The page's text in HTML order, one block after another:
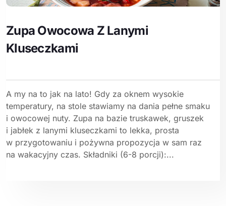
Zupa Owocowa Z Lanymi
Kluseczkami
A my na to jak na lato! Gdy za oknem wysokie
temperatury, na stole stawiamy na dania pełne smaku
i owocowej nuty. Zupa na bazie truskawek, gruszek
i jabłek z lanymi kluseczkami to lekka, prosta
w przygotowaniu i pożywna propozycja w sam raz
na wakacyjny czas. Składniki (6-8 porcji):...